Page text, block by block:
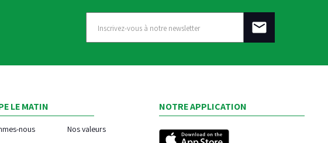
LE MATIN
nous Nos valeurs
NOTRE APPLICATION